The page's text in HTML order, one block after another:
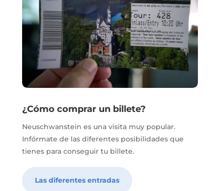
¿Cómo comprar un billete?
Neuschwanstein es una visita muy popular.
Infórmate de las diferentes posibilidades que
tienes para conseguir tu billete.
Las diferentes entradas